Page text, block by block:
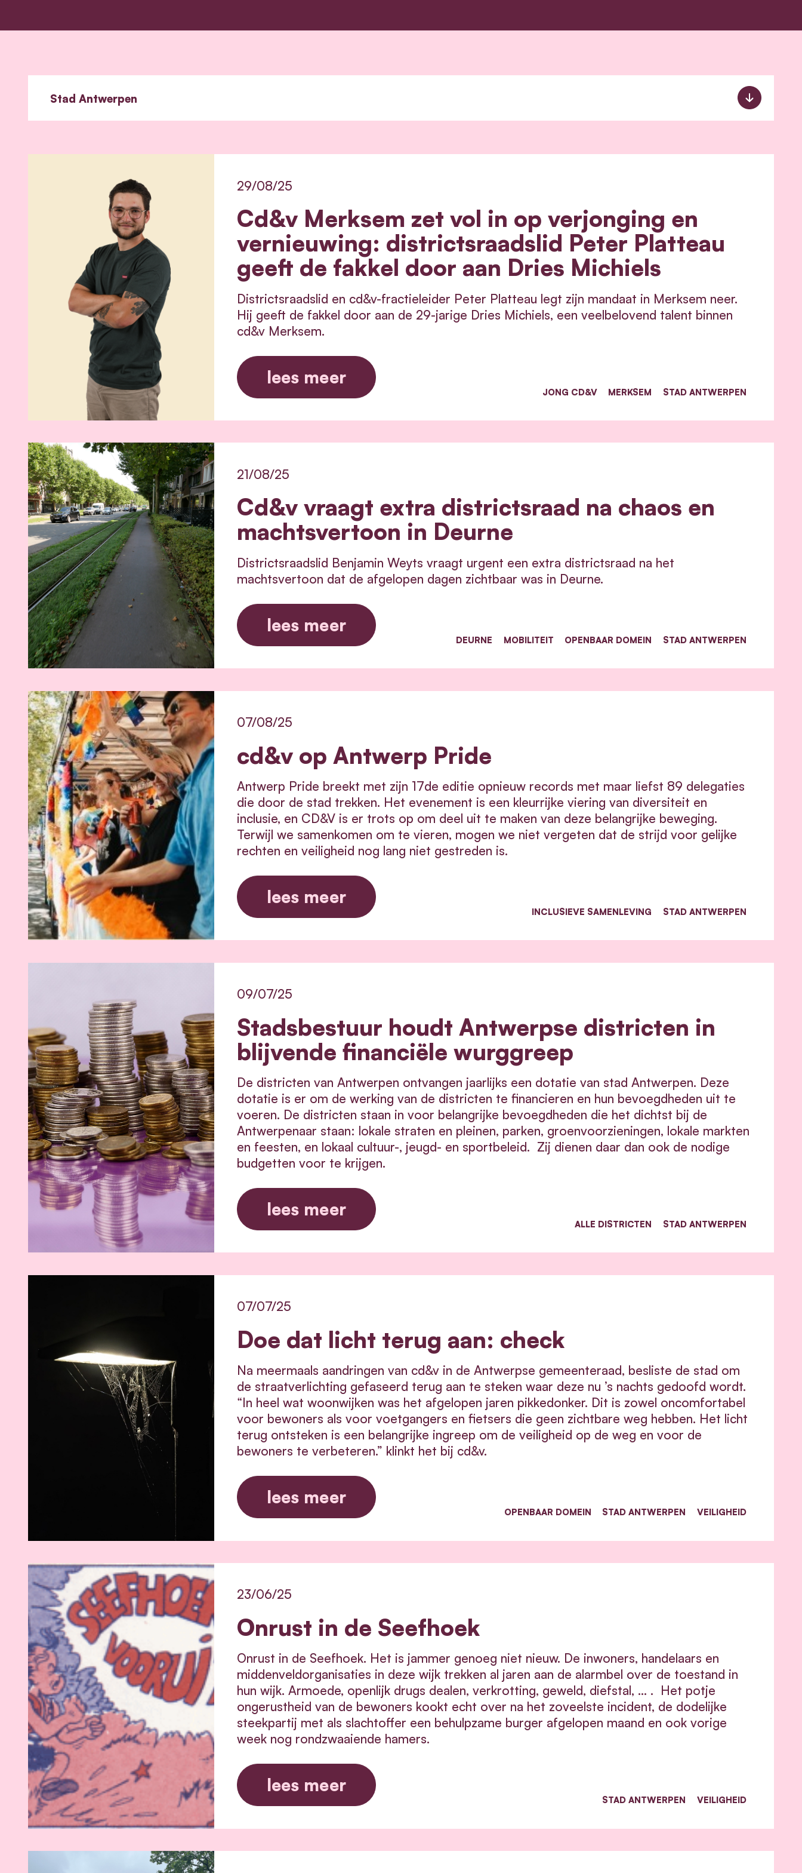
Cd&v Merksem zet vol in op verjonging en
vernieuwing: districtsraadslid Peter Platteau
geeft de fakkel door aan Dries Michiels
29/08/25
Districtsraadslid en cd&v-fractieleider Peter Platteau legt zijn mandaat in Merksem neer.
Hij geeft de fakkel door aan de 29-jarige Dries Michiels, een veelbelovend talent binnen
cd&v Merksem.
lees meer
JONG CD&V MERKSEM STAD ANTWERPEN
Cd&v vraagt extra districtsraad na chaos en
machtsvertoon in Deurne
21/08/25
Districtsraadslid Benjamin Weyts vraagt urgent een extra districtsraad na het
machtsvertoon dat de afgelopen dagen zichtbaar was in Deurne.
lees meer
DEURNE MOBILITEIT OPENBAAR DOMEIN STAD ANTWERPEN
cd&v op Antwerp Pride
07/08/25
Antwerp Pride breekt met zijn 17de editie opnieuw records met maar liefst 89 delegaties
die door de stad trekken. Het evenement is een kleurrijke viering van diversiteit en
inclusie, en CD&V is er trots op om deel uit te maken van deze belangrijke beweging.
Terwijl we samenkomen om te vieren, mogen we niet vergeten dat de strijd voor gelijke
rechten en veiligheid nog lang niet gestreden is.
lees meer
INCLUSIEVE SAMENLEVING STAD ANTWERPEN
Stadsbestuur houdt Antwerpse districten in
blijvende financiële wurggreep
09/07/25
De districten van Antwerpen ontvangen jaarlijks een dotatie van stad Antwerpen. Deze
dotatie is er om de werking van de districten te financieren en hun bevoegdheden uit te
voeren. De districten staan in voor belangrijke bevoegdheden die het dichtst bij de
Antwerpenaar staan: lokale straten en pleinen, parken, groenvoorzieningen, lokale markten
en feesten, en lokaal cultuur-, jeugd- en sportbeleid. Zij dienen daar dan ook de nodige
budgetten voor te krijgen.
lees meer
ALLE DISTRICTEN STAD ANTWERPEN
Doe dat licht terug aan: check
07/07/25
Na meermaals aandringen van cd&v in de Antwerpse gemeenteraad, besliste de stad om
de straatverlichting gefaseerd terug aan te steken waar deze nu ’s nachts gedoofd wordt.
“In heel wat woonwijken was het afgelopen jaren pikkedonker. Dit is zowel oncomfortabel
voor bewoners als voor voetgangers en fietsers die geen zichtbare weg hebben. Het licht
terug ontsteken is een belangrijke ingreep om de veiligheid op de weg en voor de
bewoners te verbeteren.” klinkt het bij cd&v.
lees meer
OPENBAAR DOMEIN STAD ANTWERPEN VEILIGHEID
Onrust in de Seefhoek
23/06/25
Onrust in de Seefhoek. Het is jammer genoeg niet nieuw. De inwoners, handelaars en
middenveldorganisaties in deze wijk trekken al jaren aan de alarmbel over de toestand in
hun wijk. Armoede, openlijk drugs dealen, verkrotting, geweld, diefstal, … . Het potje
ongerustheid van de bewoners kookt echt over na het zoveelste incident, de dodelijke
steekpartij met als slachtoffer een behulpzame burger afgelopen maand en ook vorige
week nog rondzwaaiende hamers.
lees meer
STAD ANTWERPEN VEILIGHEID